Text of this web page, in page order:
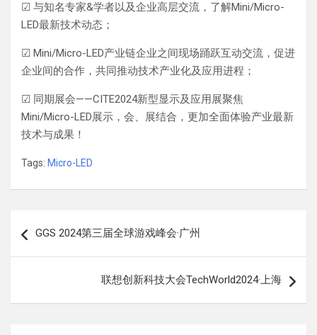
☑ 与知名专家&学者以及企业高层交流，了解Mini/Micro-
LED最新技术动态；
☑ Mini/Micro-LED产业链企业之间现场踊跃互动交流，促进
企业间的合作，共同推动技术产业化及应用进程；
☑ 同期展会——CITE2024新型显示及应用展聚焦
Mini/Micro-LED展示，会、展结合，更加全面体验产业最新
技术与成果！
Tags: Micro-LED
章
GGS 2024第三届全球游戏峰会·广州
联想创新科技大会TechWorld2024·上海